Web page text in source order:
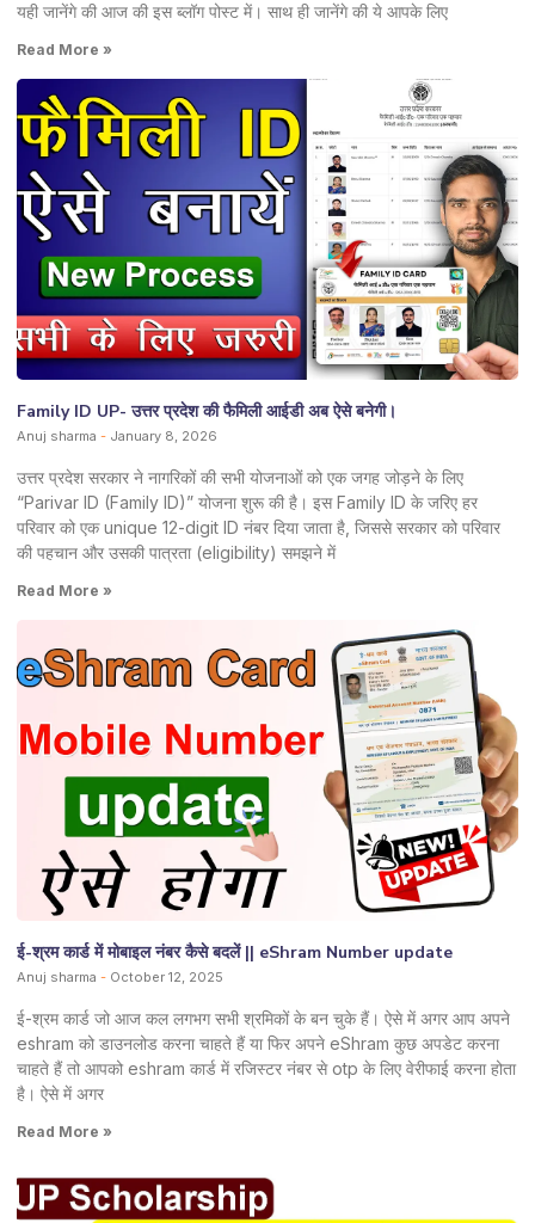
यही जानेंगे की आज की इस ब्लॉग पोस्ट में। साथ ही जानेंगे की ये आपके लिए
Read More »
Family ID UP- उत्तर प्रदेश की फैमिली आईडी अब ऐसे बनेगी।
Anuj sharma January 8, 2026
उत्तर प्रदेश सरकार ने नागरिकों की सभी योजनाओं को एक जगह जोड़ने के लिए
“Parivar ID (Family ID)” योजना शुरू की है। इस Family ID के जरिए हर
परिवार को एक unique 12-digit ID नंबर दिया जाता है, जिससे सरकार को परिवार
की पहचान और उसकी पात्रता (eligibility) समझने में
Read More »
ई-श्रम कार्ड में मोबाइल नंबर कैसे बदलें || eShram Number update
Anuj sharma October 12, 2025
ई-श्रम कार्ड जो आज कल लगभग सभी श्रमिकों के बन चुके हैं। ऐसे में अगर आप अपने
eshram को डाउनलोड करना चाहते हैं या फिर अपने eShram कुछ अपडेट करना
चाहते हैं तो आपको eshram कार्ड में रजिस्टर नंबर से otp के लिए वेरीफाई करना होता
है। ऐसे में अगर
Read More »